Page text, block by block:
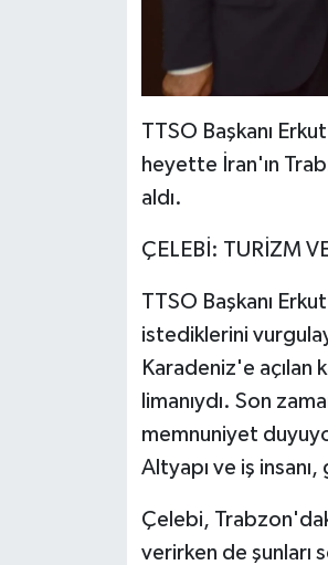
TTSO Başkanı
heyette İran'ın
aldı.
ÇELEBİ: TURİZM
TTSO Başkanı
istediklerini
Karadeniz'e açılan
limanıydı. Son
memnuniyet
Altyapı ve iş
Çelebi,
verirken de şunları